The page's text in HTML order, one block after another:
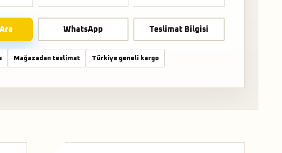
WhatsApp Teslimat Bilgisi
Mağazadan teslimat Türkiye geneli kargo